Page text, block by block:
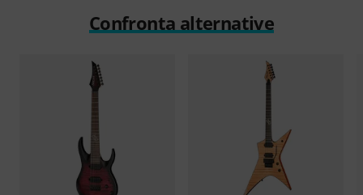
Confronta alternative